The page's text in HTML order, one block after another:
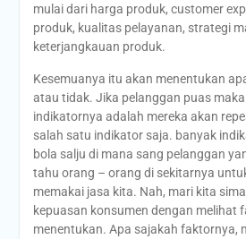
mulai dari harga produk, customer
produk, kualitas pelayanan, strategi
keterjangkauan produk.
Kesemuanya itu akan menentukan
atau tidak. Jika pelanggan puas
indikatornya adalah mereka akan
salah satu indikator saja. banyak
bola salju di mana sang pelanggan
tahu orang – orang di sekitarnya
memakai jasa kita. Nah, mari kita
kepuasan konsumen dengan melihat
menentukan. Apa sajakah faktornya,